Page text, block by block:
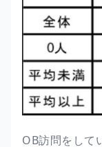
OB訪問をして